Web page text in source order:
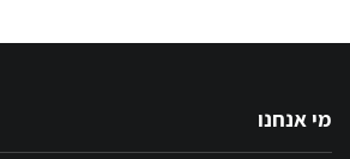
מי אנחנו